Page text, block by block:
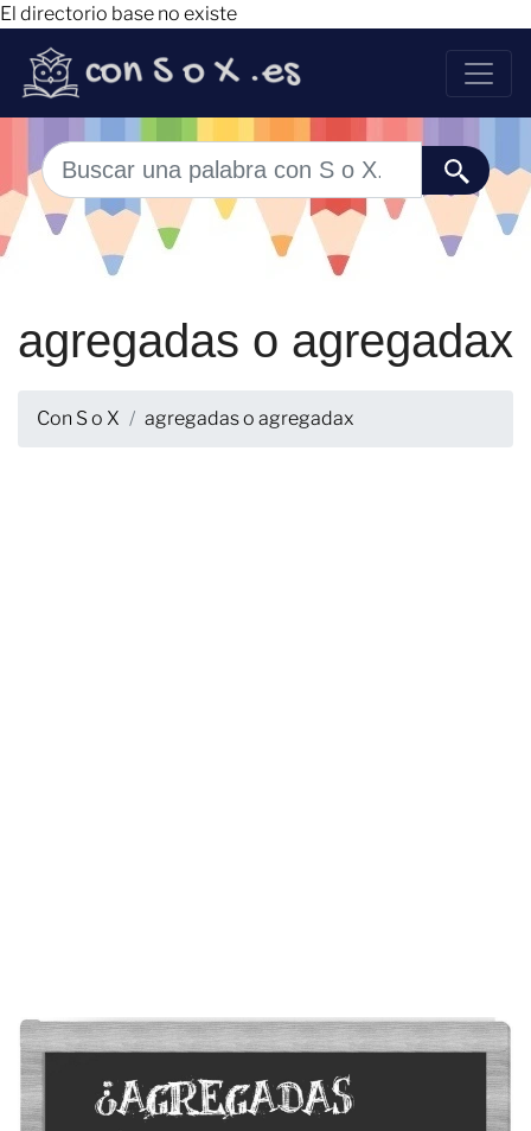
El directorio base no existe
agregadas o agregadax
Con S o X agregadas o agregadax